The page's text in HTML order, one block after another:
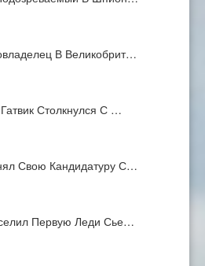
В Великобрит…
Столкнулся С …
Свою Кандидатуру С…
Первую Леди Сье…